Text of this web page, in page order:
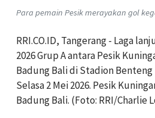
Para pemain Pesik merayakan gol
RRI.CO.ID, Tangerang - Laga
2026 Grup A antara Pesik
Badung Bali di Stadion
Selasa 2 Mei 2026. Pesik
Badung Bali. (Foto: RRI/Charlie